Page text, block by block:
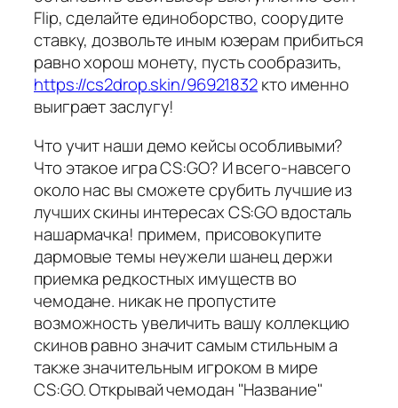
Flip, сделайте единоборство, соорудите
ставку, дозвольте иным юзерам прибиться
равно хорош монету, пусть сообразить,
https://cs2drop.skin/96921832кто именно
выиграет заслугу!
Что учит наши демо кейсы особливыми?
Что этакое игра CS:GO? И всего-навсего
около нас вы сможете срубить лучшие из
лучших скины интересах CS:GO вдосталь
нашармачка! примем, присовокупите
дармовые темы неужели шанец держи
приемка редкостных имуществ во
чемодане. никак не пропустите
возможность увеличить вашу коллекцию
скинов равно значит самым стильным а
также значительным игроком в мире
CS:GO. Открывай чемодан "Название"